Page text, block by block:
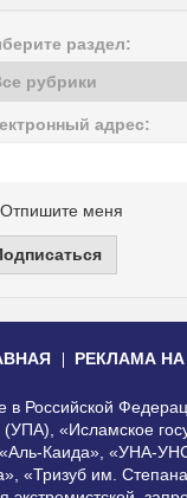
раздел:
адрес:
Отпишите меня
РЕКЛАМА
в Российской
(УПА), «Исламское
Каида», «УНА-
«Тризуб им.